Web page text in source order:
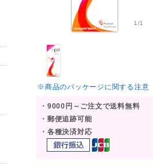
1/1
※商品のパッケージに関する注意
・9000円～ご注文で送料無料
・郵便追跡可能
・各種決済対応